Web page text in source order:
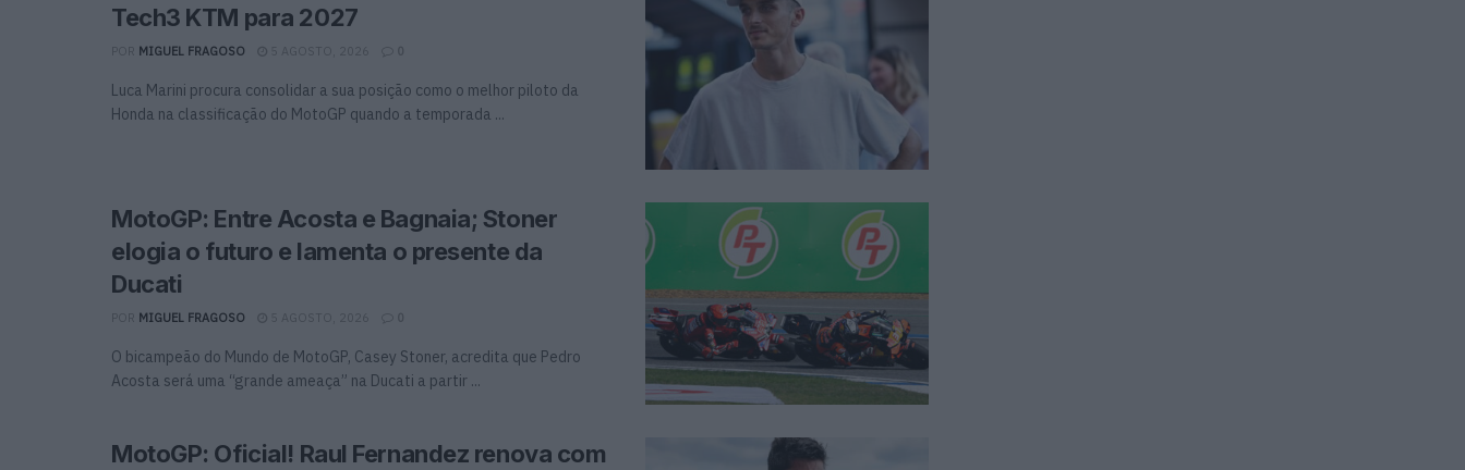
Tech3 KTM para 2027
MIGUEL FRAGOSO 5 AGOSTO, 2026 0
Luca Marini procura consolidar a sua posição como o melhor piloto da
Honda na classificação do MotoGP quando a temporada ...
MotoGP: Entre Acosta e Bagnaia; Stoner
elogia o futuro e lamenta o presente da
Ducati
MIGUEL FRAGOSO 5 AGOSTO, 2026 0
O bicampeão do Mundo de MotoGP, Casey Stoner, acredita que Pedro
Acosta será uma “grande ameaça” na Ducati a partir ...
MotoGP: Oficial! Raul Fernandez renova com